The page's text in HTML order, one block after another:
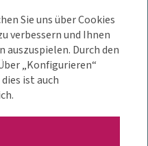
Sie uns über Cookies
verbessern und Ihnen
Durch den
„Konfigurieren“
ist auch